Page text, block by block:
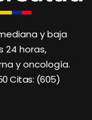
y baja
24 horas,
y oncología.
Citas: (605)